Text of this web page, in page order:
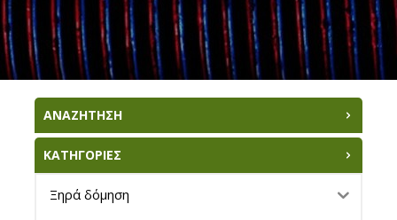
ΑΝΑΖΗΤΗΣΗ
ΚΑΤΗΓΟΡΙΕΣ
Ξηρά δόμηση